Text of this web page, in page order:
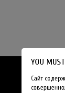
YOU
Сайт